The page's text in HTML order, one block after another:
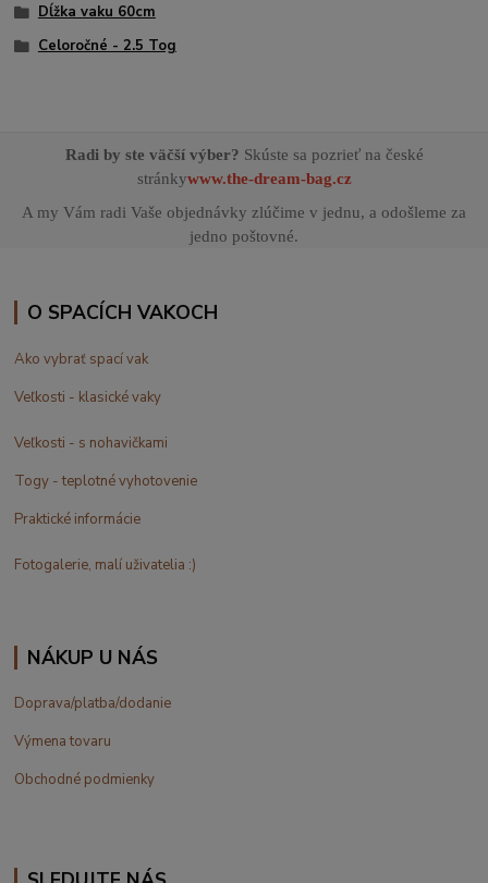
Dĺžka vaku 60cm
Celoročné - 2.5 Tog
Radi by ste väčší výber? Skúste sa pozrieť na české
stránkywww.the-dream-bag.cz
A my Vám radi Vaše objednávky zlúčime v jednu, a odošleme za
jedno poštovné.
O SPACÍCH VAKOCH
Ako vybrať spací vak
Veľkosti - klasické vaky
Veľkosti - s nohavičkami
Togy - teplotné vyhotovenie
Praktické informácie
Fotogalerie, malí uživatelia :)
NÁKUP U NÁS
Doprava/platba/dodanie
Výmena tovaru
Obchodné podmienky